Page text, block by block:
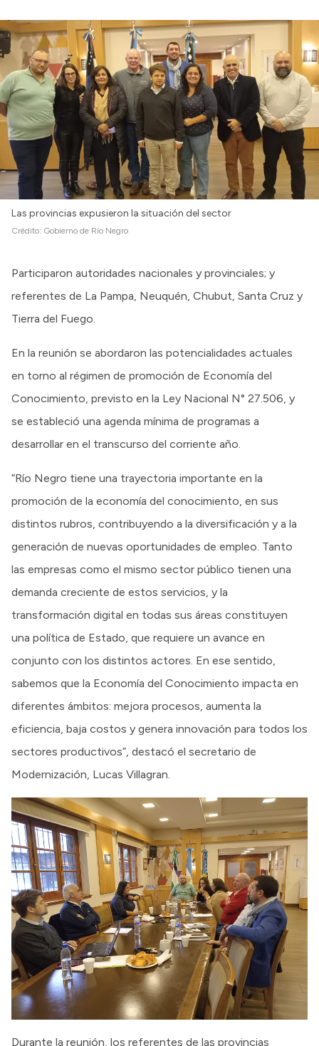
Las provincias expusieron la situación del sector
Crédito: Gobierno de Río Negro
Participaron autoridades nacionales y provinciales; y
referentes de La Pampa, Neuquén, Chubut, Santa Cruz y
Tierra del Fuego.
En la reunión se abordaron las potencialidades actuales
en torno al régimen de promoción de Economía del
Conocimiento, previsto en la Ley Nacional N° 27.506, y
se estableció una agenda mínima de programas a
desarrollar en el transcurso del corriente año.
“Río Negro tiene una trayectoria importante en la
promoción de la economía del conocimiento, en sus
distintos rubros, contribuyendo a la diversificación y a la
generación de nuevas oportunidades de empleo. Tanto
las empresas como el mismo sector público tienen una
demanda creciente de estos servicios, y la
transformación digital en todas sus áreas constituyen
una política de Estado, que requiere un avance en
conjunto con los distintos actores. En ese sentido,
sabemos que la Economía del Conocimiento impacta en
diferentes ámbitos: mejora procesos, aumenta la
eficiencia, baja costos y genera innovación para todos los
sectores productivos”, destacó el secretario de
Modernización, Lucas Villagran.
Durante la reunión, los referentes de las provincias